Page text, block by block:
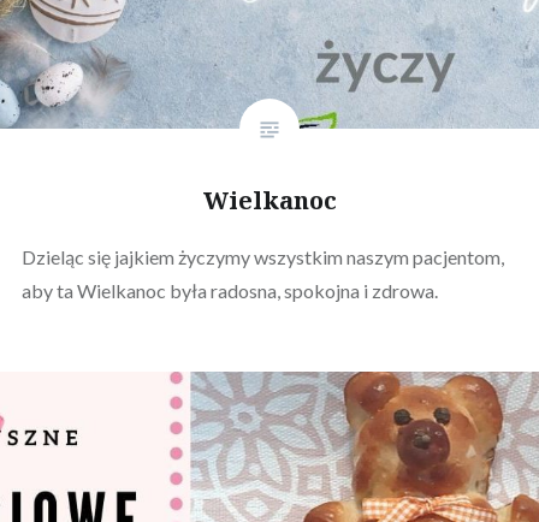
Wielkanoc
Dzieląc się jajkiem życzymy wszystkim naszym pacjentom,
aby ta Wielkanoc była radosna, spokojna i zdrowa.